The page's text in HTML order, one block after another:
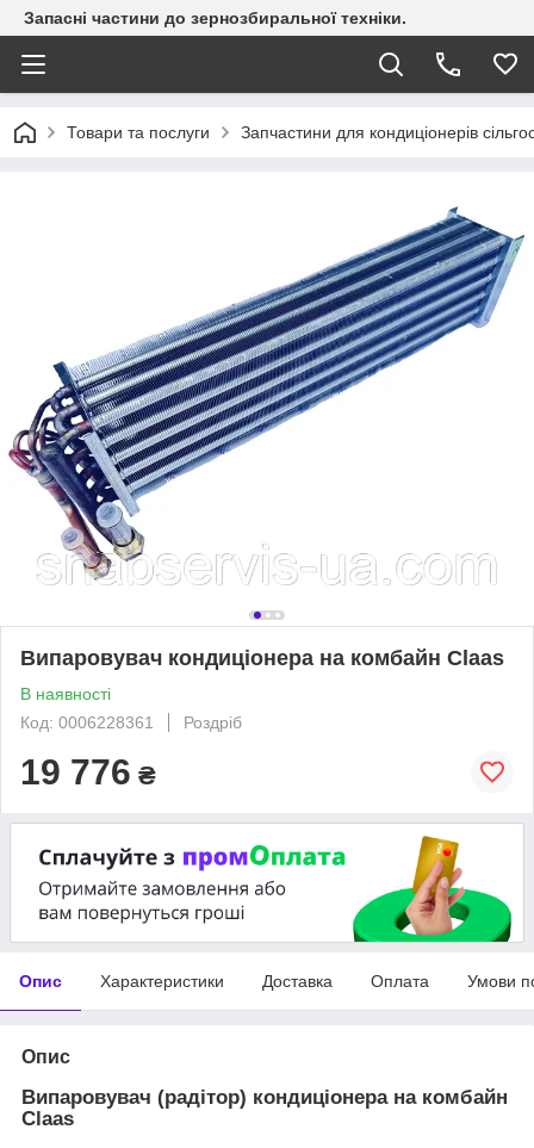
Запасні частини до зернозбиральної техніки.
Товари та послуги Запчастини для кондиціонерів
Випаровувач кондиціонера на комбайн Claas
В наявності
Код: 0006228361
Роздріб
19 776 ₴
Опис Характеристики Доставка Оплата Умови
Опис
Випаровувач (радітор) кондиціонера на комбайн
Claas